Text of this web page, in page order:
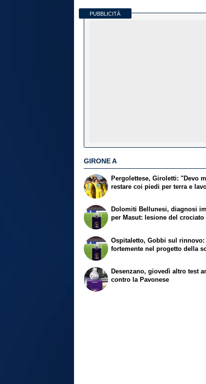
PUBBLICITÀ
GIRONE A
Pergolettese, Giroletti: "Devo
restare coi piedi per terra e
Dolomiti Bellunesi, diagnosi
per Masut: lesione del crociato
Ospitaletto, Gobbi sul rinnovo:
fortemente nel progetto della
Desenzano, giovedì altro test
contro la Pavonese